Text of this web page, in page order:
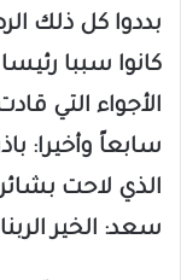
بددوا كل ذلك
كانوا سببا
الأجواء التي
سابعاً وأخيرا:
الذي لاحت
سعد: الخير